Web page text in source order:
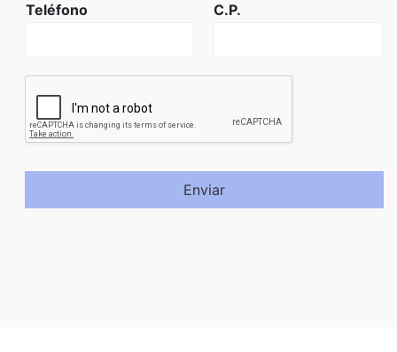
Teléfono C.P.
Enviar